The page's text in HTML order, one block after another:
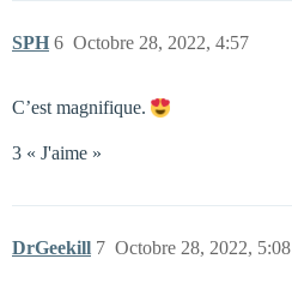
SPH Octobre 28, 2022, 4:57
6
C’est magnifique.
3 « J'aime »
DrGeekill Octobre 28, 2022, 5:08
7